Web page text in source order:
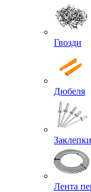
Гвозди
Дюбеля
Заклепки
Лента